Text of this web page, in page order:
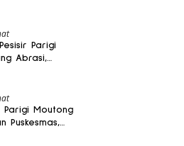
Parigi
Abrasi,
Moutong
Puskesmas,